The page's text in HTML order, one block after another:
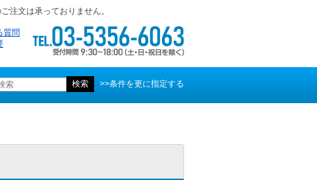
注文は承っておりません。
質問
>>条件を更に指定する